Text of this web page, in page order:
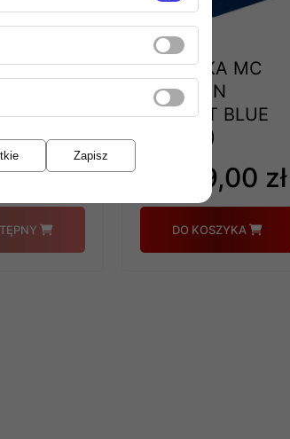
MC
RED
o%)
zł
WKŁADKA MC
ORTOFON
QUINTET BLUE
(raty 0%)
2 149,00 zł
DO KOSZYKA
Zapisz